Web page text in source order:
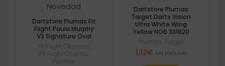
Novedad
Dartstore Plumas Fit
Flight Paula Murphy
V3 Signature Oval
Fit Flight Clasicas
Fit Flight Cosmo
Plumas
Dartstore Plumas
Target Darts Vision
Ultra White Wing
Yellow NO6 331620
Plumas Target
1,12€ Iva incluido